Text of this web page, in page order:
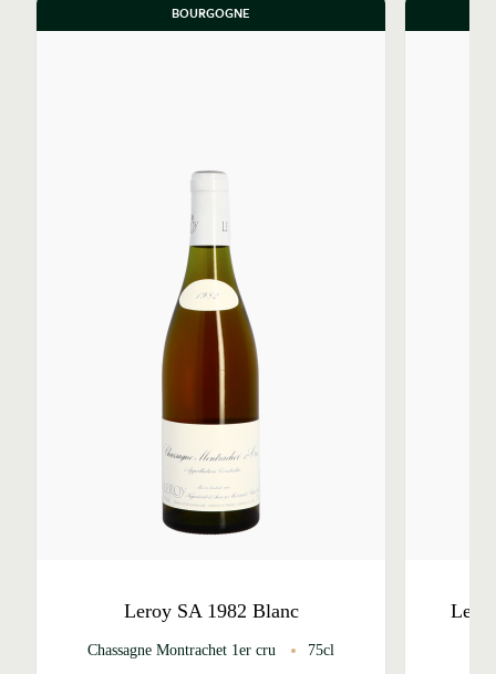
peu de SO₂ est ajouté ainsi qu’à la mise en bouteilles.
Pour les vins rouges de même que pour les blancs, le
propriétaires à Vosne-Romanée » et dans le cas du
négoce, « négociants à Auxey-Duresses. » Les
bouteilles de vin du domaine ont le col ciré et sont
logées dans des bouteilles plus lourdes, de type «
BOURGOGNE
Leroy SA 1982 Blanc
Chassagne Montrachet 1er cru 75cl